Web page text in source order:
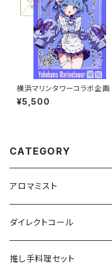
横浜マリンタワーコラボ企画
サイズアクリルボード グルー
A
¥5,500
CATEGORY
アロマミスト
Vtuber/VRアーティスト
声優
ダイレクトコール
俳優
推し手料理セット